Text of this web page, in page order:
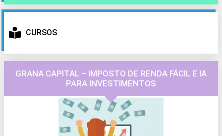
CURSOS
GRANA CAPITAL – IMPOSTO DE RENDA FÁCIL E IA
PARA INVESTIMENTOS